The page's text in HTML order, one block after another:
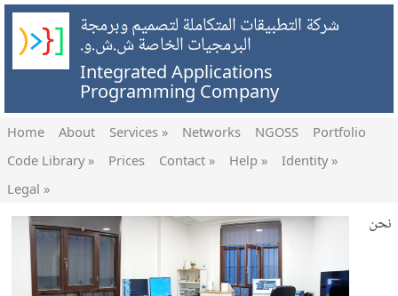
شركة التطبيقات المتكاملة لتصميم وبرمجة
البرمجيات الخاصة ش.ش.و.
Integrated Applications
Programming Company
Home About Services » Networks NGOSS
Portfolio
Code Library »
Prices Contact » Help »
Identity »
Legal »
نحن